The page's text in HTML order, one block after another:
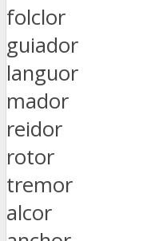
folclor
guiador
languor
mador
reidor
rotor
tremor
alcor